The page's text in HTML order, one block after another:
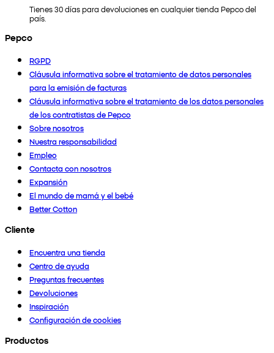
Tienes 30 días para devoluciones en cualquier tienda Pepco del
país.
Pepco
RGPD
Cláusula informativa sobre el tratamiento de datos personales
para la emisión de facturas
Cláusula informativa sobre el tratamiento de los datos personales
de los contratistas de Pepco
Sobre nosotros
Nuestra responsabilidad
Empleo
Contacta con nosotros
Expansión
El mundo de mamá y el bebé
Better Cotton
Cliente
Encuentra una tienda
Centro de ayuda
Preguntas frecuentes
Devoluciones
Inspiración
Configuración de cookies
Productos